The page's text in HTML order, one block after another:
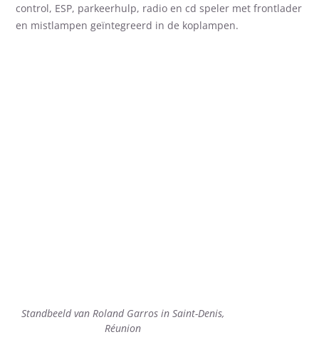
control, ESP, parkeerhulp, radio en cd speler met frontlader
en mistlampen geïntegreerd in de koplampen.
Standbeeld van Roland Garros in Saint-Denis,
Réunion